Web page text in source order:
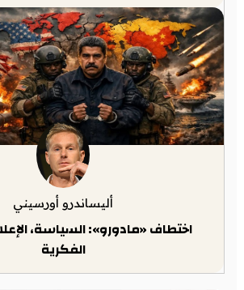
أليساندرو أورسيني
اختطاف «مادورو»: السياسة،
الفكرية